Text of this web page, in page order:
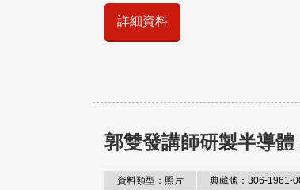
詳細資料
郭雙發講師研製半導體
資料類型：照片 典藏號：306-1961-